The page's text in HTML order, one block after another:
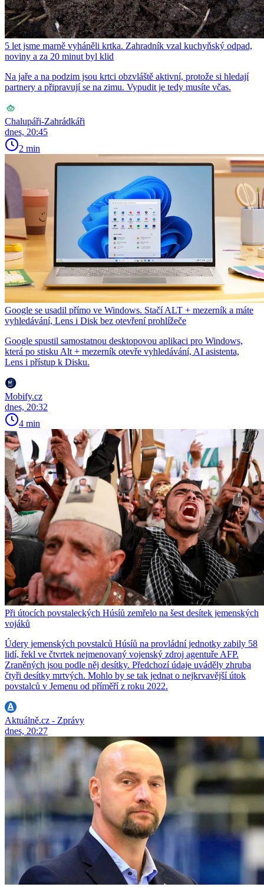
5 let jsme marně vyháněli krtka. Zahradník vzal kuchyňský odpad,
noviny a za 20 minut byl klid
Na jaře a na podzim jsou krtci obzvláště aktivní, protože si hledají
partnery a připravují se na zimu. Vypudit je tedy musíte včas.
Chalupáři-Zahrádkáři
dnes, 20:45
2 min
Google se usadil přímo ve Windows. Stačí ALT + mezerník a máte
vyhledávání, Lens i Disk bez otevření prohlížeče
Google spustil samostatnou desktopovou aplikaci pro Windows,
která po stisku Alt + mezerník otevře vyhledávání, AI asistenta,
Lens i přístup k Disku.
Mobify.cz
dnes, 20:32
4 min
Při útocích povstaleckých Húsíů zemřelo na šest desítek jemenských
vojáků
Údery jemenských povstalců Húsíů na provládní jednotky zabily 58
lidí, řekl ve čtvrtek nejmenovaný vojenský zdroj agentuře AFP.
Zraněných jsou podle něj desítky. Předchozí údaje uváděly zhruba
čtyři desítky mrtvých. Mohlo by se tak jednat o nejkrvavější útok
povstalců v Jemenu od příměří z roku 2022.
Aktuálně.cz - Zprávy
dnes, 20:27